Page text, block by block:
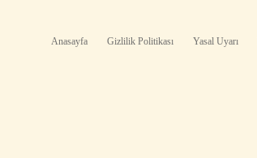
Anasayfa Gizlilik Politikası Yasal Uyarı